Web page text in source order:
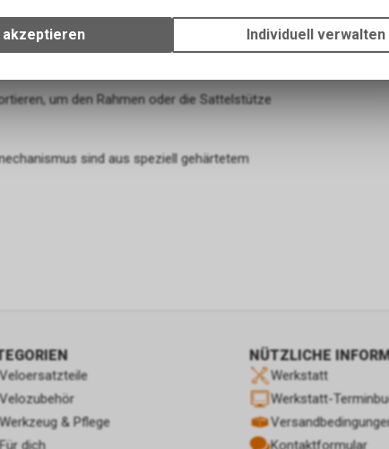
um den Rahmen oder die Sattelstütze
sind aus speziell gehärtetem
Veloersatzteile
Velozubehör
Werkzeug & Pflege
Für dich
NÜTZLICHE
Werkstatt
Werkstatt-
Kontaktformular
Gerät, um die grundlegenden Funktionen unseres Online-
des Warenkorbs, zu ermöglichen. Bitte beachten Sie, dass
akzeptieren Individuell verwalten